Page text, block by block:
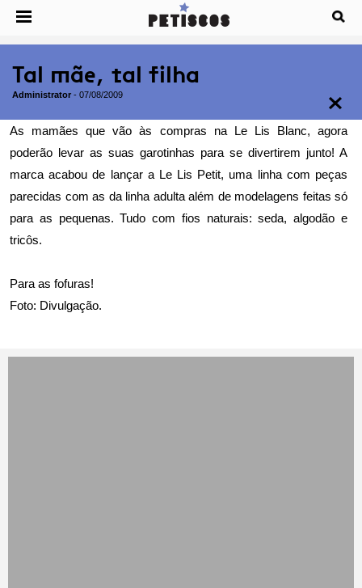
Tal mãe, tal filha
Administrator - 07/08/2009
As mamães que vão às compras na Le Lis Blanc, agora
poderão levar as suas garotinhas para se divertirem junto! A
marca acabou de lançar a Le Lis Petit, uma linha com peças
parecidas com as da linha adulta além de modelagens feitas só
para as pequenas. Tudo com fios naturais: seda, algodão e
tricôs.
Para as fofuras!
Foto: Divulgação.